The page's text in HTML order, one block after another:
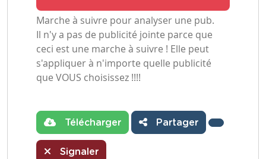
Marche à suivre pour analyser une pub.
Il n'y a pas de publicité jointe parce que
ceci est une marche à suivre ! Elle peut
s'appliquer à n'importe quelle publicité
que VOUS choisissez !!!!
Télécharger Partager
Signaler